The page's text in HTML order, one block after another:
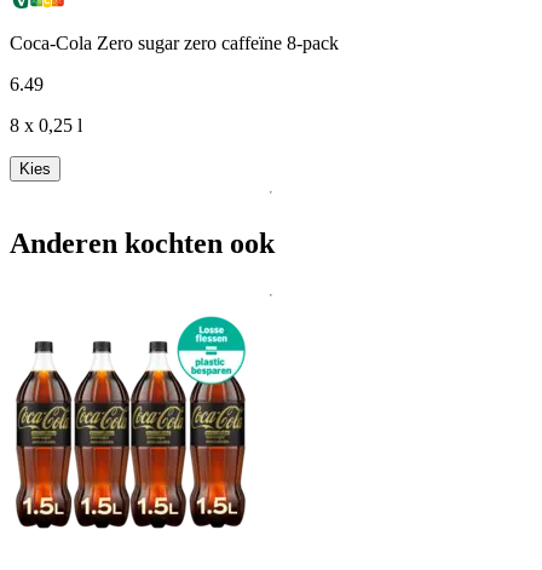
Coca-Cola Zero sugar zero caffeïne 8-pack
6.49
8 x 0,25 l
Kies
Anderen kochten ook